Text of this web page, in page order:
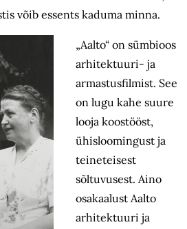
võib essents kaduma minna.
„Aalto“ on sümbioos
arhitektuuri- ja
armastusfilmist. See
on lugu kahe suure
looja koostööst,
ühisloomingust ja
teineteisest
sõltuvusest. Aino
osakaalust Aalto
arhitektuuri ja